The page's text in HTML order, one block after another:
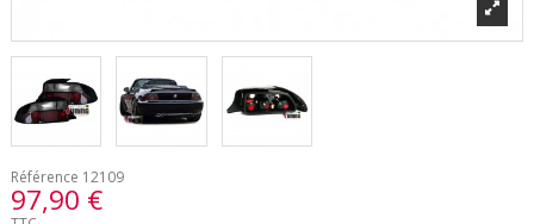
Référence 12109
97,90 €